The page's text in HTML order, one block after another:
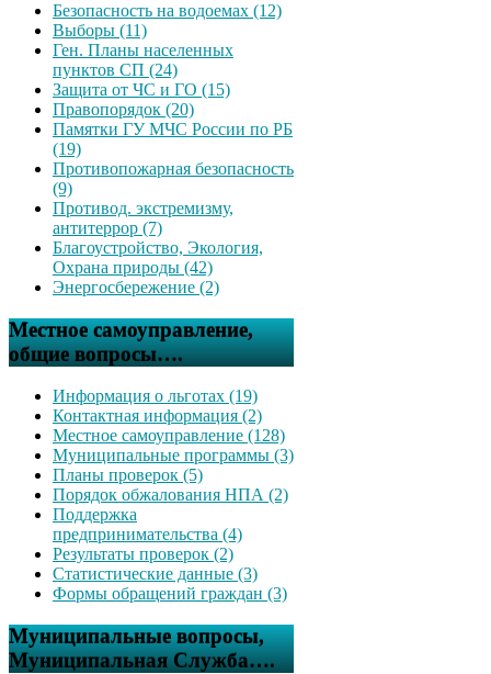
Безопасность на водоемах (12)
Выборы (11)
Ген. Планы населенных
пунктов СП (24)
Защита от ЧС и ГО (15)
Правопорядок (20)
Памятки ГУ МЧС России по РБ
(19)
Противопожарная безопасность
(9)
Противод. экстремизму,
антитеррор (7)
Благоустройство, Экология,
Охрана природы (42)
Энергосбережение (2)
Местное самоуправление,
общие вопросы….
Информация о льготах (19)
Контактная информация (2)
Местное самоуправление (128)
Муниципальные программы (3)
Планы проверок (5)
Порядок обжалования НПА (2)
Поддержка
предпринимательства (4)
Результаты проверок (2)
Статистические данные (3)
Формы обращений граждан (3)
Муниципальные вопросы,
Муниципальная Служба….